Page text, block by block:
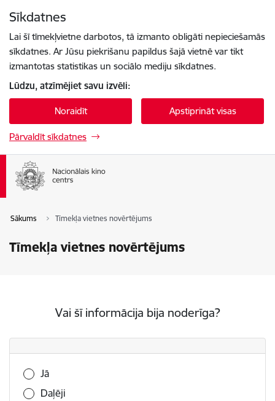
Sīkdatnes
Lai šī tīmekļvietne darbotos, tā izmanto obligāti nepieciešamās
sīkdatnes. Ar Jūsu piekrišanu papildus šajā vietnē var tikt
izmantotas statistikas un sociālo mediju sīkdatnes.
Lūdzu, atzīmējiet savu izvēli:
Noraidīt Apstiprināt visas
Pārvaldīt sīkdatnes
Sākums Tīmekļa vietnes novērtējums
Tīmekļa vietnes novērtējums
Vai šī informācija bija noderīga?
Vai šī informācija bija noderīga?
Jā
Daļēji